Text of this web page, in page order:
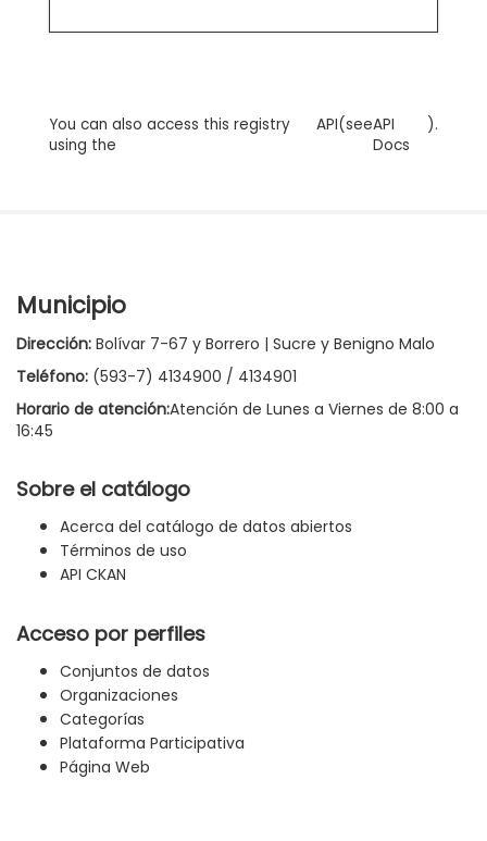
You can also access this registry
using the
API(seeAPI
Docs
).
Municipio
Dirección: Bolívar 7-67 y Borrero | Sucre y Benigno Malo
Teléfono: (593-7) 4134900 / 4134901
Horario de atención:Atención de Lunes a Viernes de 8:00 a
16:45
Sobre el catálogo
Acerca del catálogo de datos abiertos
Términos de uso
API CKAN
Acceso por perfiles
Conjuntos de datos
Organizaciones
Categorías
Plataforma Participativa
Página Web